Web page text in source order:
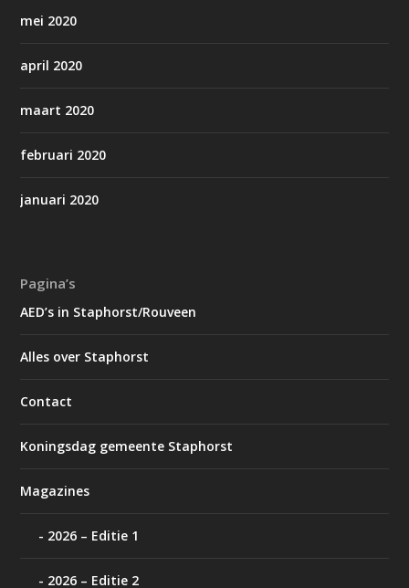
mei 2020
april 2020
maart 2020
februari 2020
januari 2020
Pagina’s
AED’s in Staphorst/Rouveen
Alles over Staphorst
Contact
Koningsdag gemeente Staphorst
Magazines
2026 – Editie 1
2026 – Editie 2